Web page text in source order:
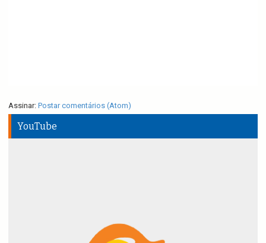
Assinar: Postar comentários (Atom)
YouTube